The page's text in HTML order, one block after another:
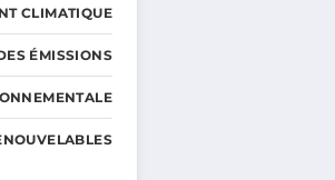
CLIMATIQUE
ÉMISSIONS